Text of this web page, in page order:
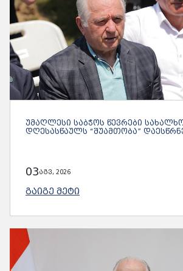
ᲣᲛᲐᲦᲚᲔᲡᲘ ᲡᲐᲑᲭᲝᲡ ᲬᲔᲕᲠᲔᲑᲘ
ᲓᲦᲔᲡᲐᲡᲬᲐᲣᲚᲡ “ᲨᲣᲐᲛᲗᲝᲑᲐ”
03აგვ, 2026
ᲒᲐᲘᲒᲔ ᲛᲔᲢᲘ